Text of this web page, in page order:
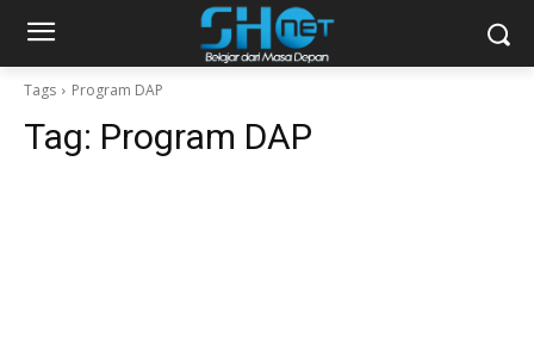
Tags Program DAP
Tag: Program DAP